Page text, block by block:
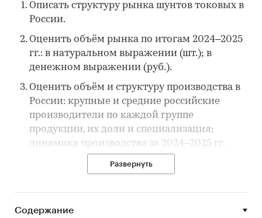
Описать структуру рынка шунтов токовых в
России.
Оценить объём рынка по итогам 2024–2025
гг.: в натуральном выражении (шт.); в
денежном выражении (руб.).
Оценить объём и структуру производства в
России: крупные и средние российские
производители по каждой группе
продукции, их доли и специализация;
динамика производства за 2024–2025 гг.
Оценить объём и структуру импорта и, по
возможности, экспорта: объёмы ввоза/
вывоза по коду ТН ВЭД, ключевые страны-
Развернуть
Содержание